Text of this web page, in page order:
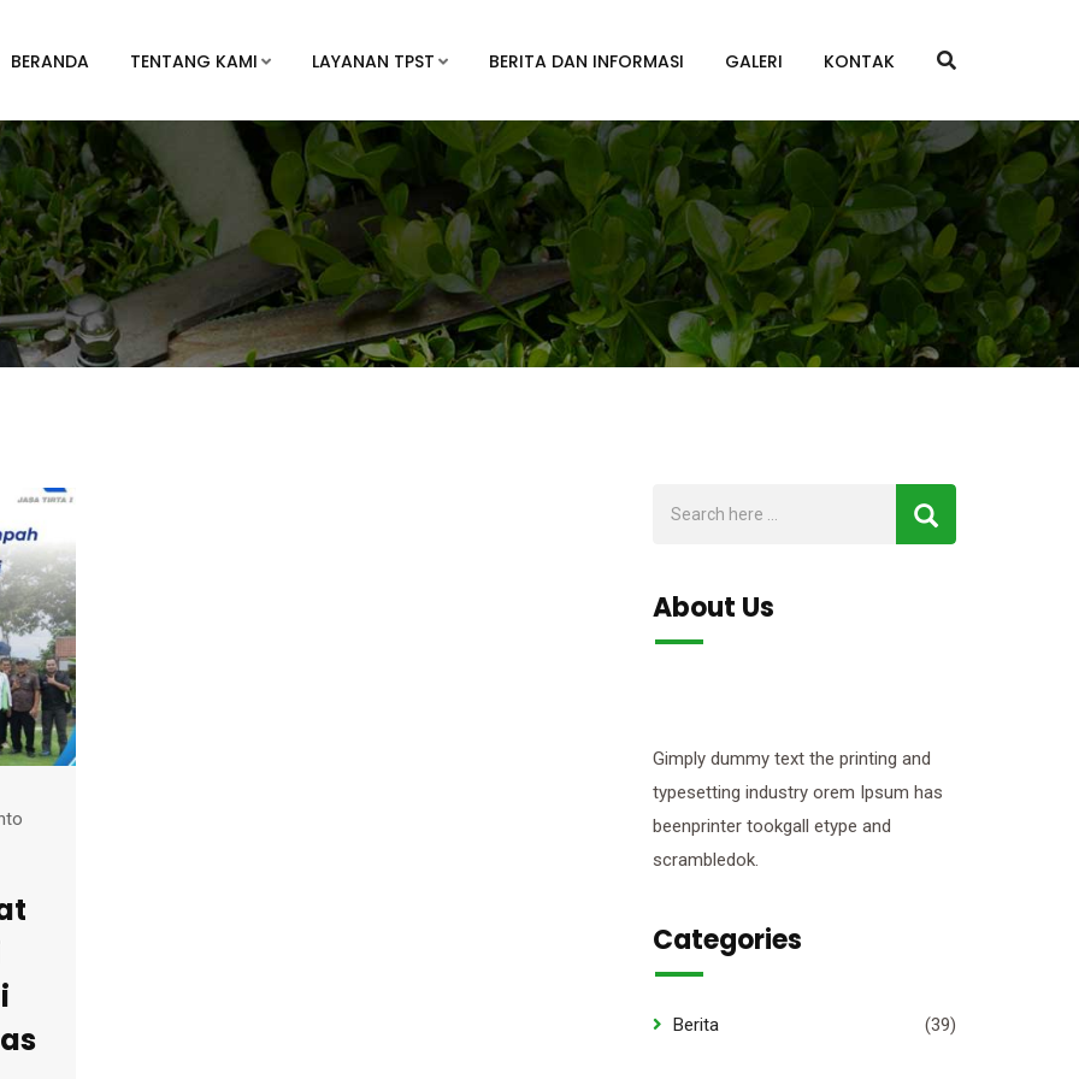
BERANDA TENTANG KAMI LAYANAN TPST BERITA DAN INFORMASI GALERI KONTAK
About Us
Gimply dummy text the printing and
typesetting industry orem Ipsum has
beenprinter tookgall etype and
scrambledok.
Categories
Berita (39)